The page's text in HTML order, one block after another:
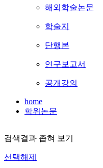
해외학술논문
학술지
단행본
연구보고서
공개강의
home
학위논문
검색결과 좁혀 보기
선택해제